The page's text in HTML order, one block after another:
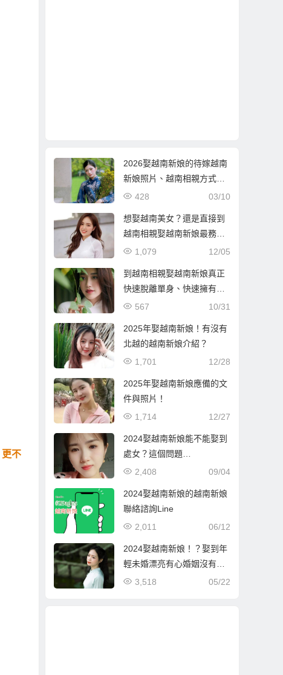
不
2026娶越南新娘的待嫁越南
新娘照片、越南相親方式與
流程
03/10
428
想娶越南美女？還是直接到
越南相親娶越南新娘最務
實！
12/05
1,079
到越南相親娶越南新娘真正
快速脫離單身、快速擁有婚
姻家庭！
10/31
567
2025年娶越南新娘！有沒有
北越的越南新娘介紹？
12/28
1,701
2025年娶越南新娘應備的文
件與照片！
12/27
1,714
2024娶越南新娘能不能娶到
處女？這個問題…
09/04
2,408
2024娶越南新娘的越南新娘
聯絡諮詢Line
06/12
2,011
2024娶越南新娘！？娶到年
輕未婚漂亮有心婚姻沒有其
他企圖越南新娘的方式！05/22
3,518